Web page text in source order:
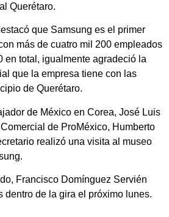
Querétaro.
que Samsung es el primer
más de cuatro mil 200 empleados
en total, igualmente agradeció la
que la empresa tiene con las
de Querétaro.
de México en Corea, José Luis
de ProMéxico, Humberto
realizó una visita al museo
Francisco Domínguez Servién
dentro de la gira el próximo lunes.